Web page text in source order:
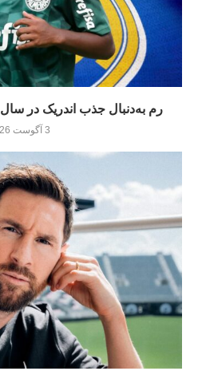
رم به‌دنبال جذب اندریک در سال ۲۰۲۶؛ تقویت خط حمله
3 آگوست 2026